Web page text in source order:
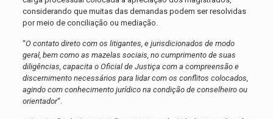
considerando que muitas das demandas podem ser resolvidas
por meio de conciliação ou mediação.
“O contato direto com os litigantes, e jurisdicionados de modo
geral, bem como as mazelas sociais, no cumprimento de suas
diligências, capacita o Oficial de Justiça com a compreensão e
discernimento necessários para lidar com os conflitos colocados,
agindo com conhecimento jurídico na condição de conselheiro ou
orientador“.